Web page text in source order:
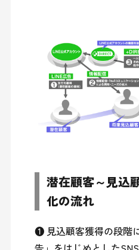
潜在顧客～見込
化の流れ
❶ 見込顧客獲得の段階